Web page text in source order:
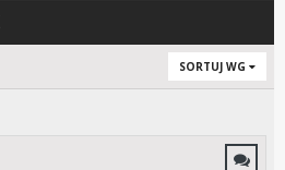
SORTUJ WG